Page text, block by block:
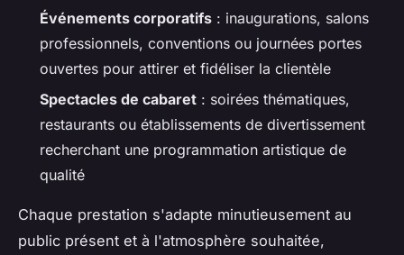
Événements corporatifs : inaugurations, salons
professionnels, conventions ou journées portes
ouvertes pour attirer et fidéliser la clientèle
Spectacles de cabaret : soirées thématiques,
restaurants ou établissements de divertissement
recherchant une programmation artistique de
qualité
Chaque prestation s'adapte minutieusement au
public présent et à l'atmosphère souhaitée,